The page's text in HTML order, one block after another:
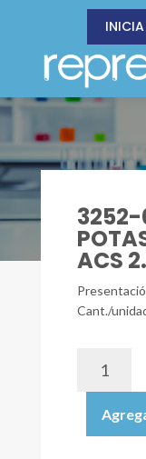
INICIA
3252-
ACS
Cant./
FOSFATO
DE